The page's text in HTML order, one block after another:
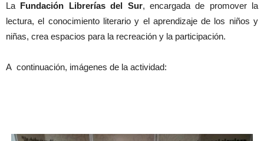
La Fundación Librerías del Sur, encargada de promover la
lectura, el conocimiento literario y el aprendizaje de los niños y
niñas, crea espacios para la recreación y la participación.
A continuación, imágenes de la actividad: